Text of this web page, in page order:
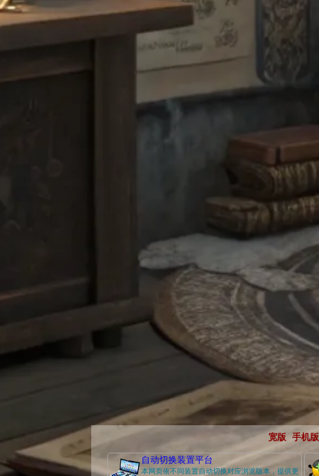
宽版 手机版
自动切换装置平台
本网页依不同装置自动切换对应浏览版本，提供更